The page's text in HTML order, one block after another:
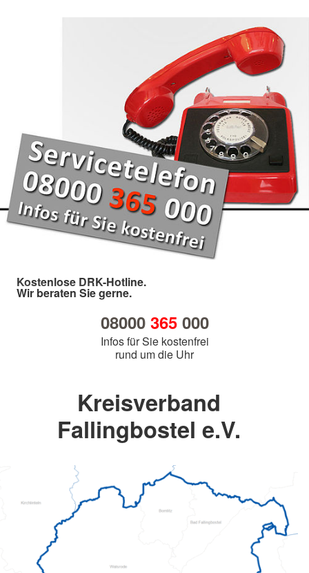
Kostenlose DRK-Hotline.
Wir beraten Sie gerne.
08000 365000
Infos für Sie kostenfrei
rund um die Uhr
Kreisverband
Fallingbostel e.V.